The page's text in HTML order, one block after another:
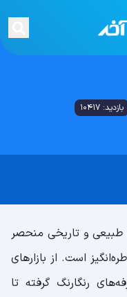
بازدید: 10417
طبیعی و تاریخی منحصر
است. از بازارهای
رنگارنگ گرفته تا